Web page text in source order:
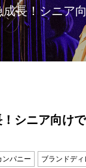
エデュ
ニュー
データ
長！シニア
シニア向け
ンパニー ブランドディ